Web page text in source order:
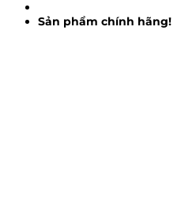
Sản phẩm chính hãng!